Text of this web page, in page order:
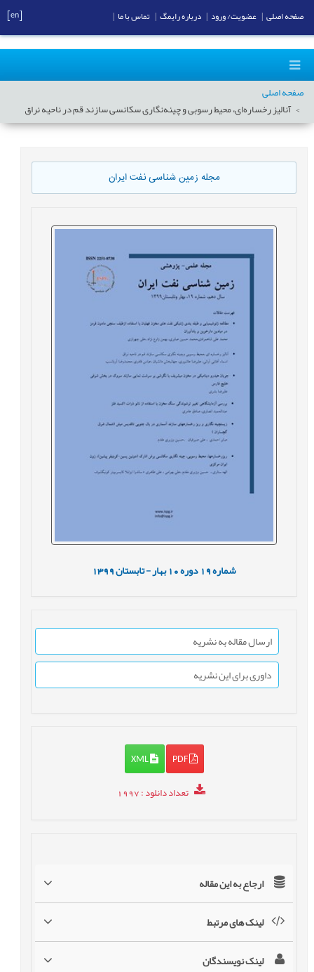
صفحه اصلی
آنالیز رخساره‌ای، محیط رسوبی و چینه‌نگاری سکانسی سازند قم در ناحیه نراق
مجله زمین شناسی نفت ایران
شماره19 دوره10 بهار - تابستان1399
ارسال مقاله به نشریه
داوری برای این نشریه
PDF
XML
تعداد دانلود: 1997
ارجاع به این مقاله
لینک های مرتبط
لینک نویسندگان
صفحه اصلی عضویت/ ورود درباره رایمگ تماس با ما